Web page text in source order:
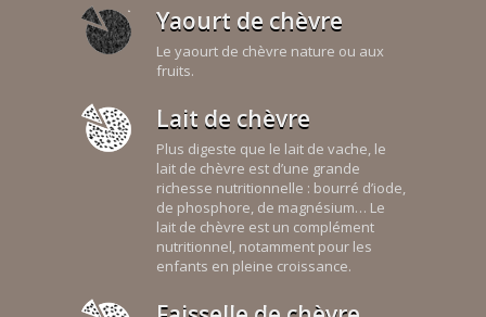
Yaourt de chèvre
Le yaourt de chèvre nature ou aux
fruits.
Lait de chèvre
Plus digeste que le lait de vache, le
lait de chèvre est d’une grande
richesse nutritionnelle : bourré d’iode,
de phosphore, de magnésium… Le
lait de chèvre est un complément
nutritionnel, notamment pour les
enfants en pleine croissance.